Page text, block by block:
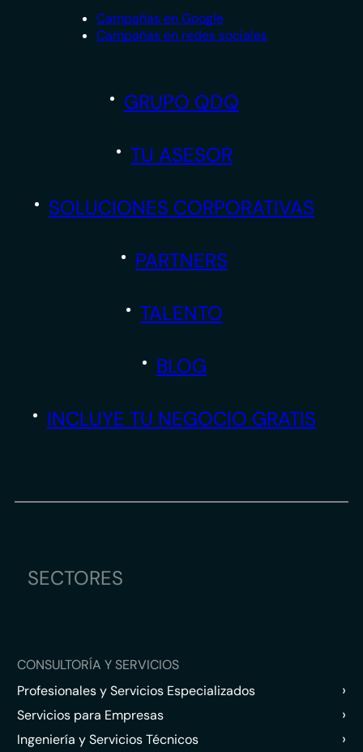
Campañas en Google
Campañas en redes sociales
GRUPO QDQ
TU ASESOR
SOLUCIONES CORPORATIVAS
PARTNERS
TALENTO
BLOG
INCLUYE TU NEGOCIO GRATIS
SECTORES
CONSULTORÍA Y SERVICIOS
Profesionales y Servicios Especializados
›
Servicios para Empresas ›
Ingeniería y Servicios Técnicos ›